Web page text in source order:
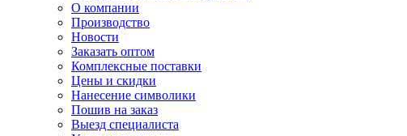
О компании
Производство
Новости
Заказать оптом
Комплексные поставки
Цены и скидки
Нанесение символики
Пошив на заказ
Выезд специалиста